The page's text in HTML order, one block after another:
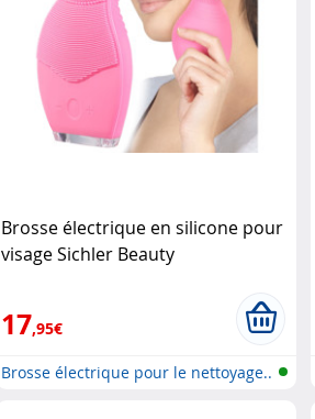
Brosse électrique en silicone pour
visage Sichler Beauty
17,95€
Brosse électrique pour le nettoyage..